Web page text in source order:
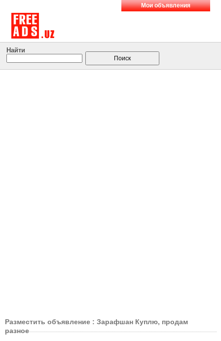
Мои объявления
Найти
Разместить объявление : Зарафшан Куплю, продам
разное